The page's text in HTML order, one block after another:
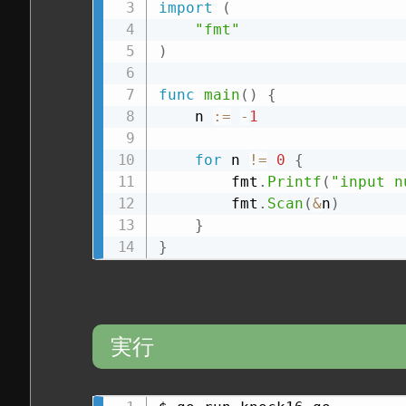
import
(
"fmt"
)
func main ( )
{
    n
:= - 1
for n != 0
{
        fmt
. Printf ( "input
        fmt
. Scan (&n )
}
}
実行